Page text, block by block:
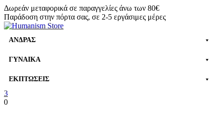
Δωρεάν μεταφορικά σε παραγγελίες άνω των 80€
Παράδοση στην πόρτα σας, σε 2-5 εργάσιμες μέρες
ΆΝΔΡΑΣ
ΓΥΝΑΊΚΑ
ΕΚΠΤΏΣΕΙΣ
3
0